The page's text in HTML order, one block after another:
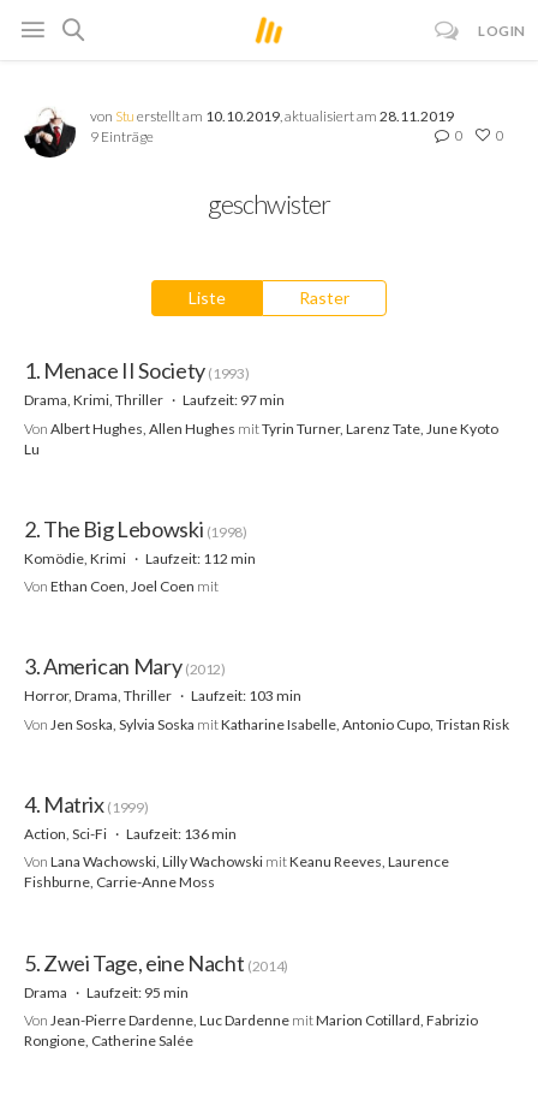
LOGIN
von Stu erstellt am 10.10.2019, aktualisiert am 28.11.2019
9 Einträge
0 0
geschwister
Liste Raster
1. Menace II Society (1993)
Drama, Krimi, Thriller
Laufzeit: 97 min
Von Albert Hughes, Allen Hughes mitTyrin Turner, Larenz Tate, June Kyoto
Lu
2. The Big Lebowski (1998)
Komödie, Krimi
Laufzeit: 112 min
Von Ethan Coen, Joel Coen mit
3. American Mary (2012)
Horror, Drama, Thriller
Laufzeit: 103 min
Von Jen Soska, Sylvia Soska mitKatharine Isabelle, Antonio Cupo, Tristan Risk
4. Matrix (1999)
Action, Sci-Fi
Laufzeit: 136 min
Von Lana Wachowski, Lilly Wachowski mitKeanu Reeves, Laurence
Fishburne, Carrie-Anne Moss
5. Zwei Tage, eine Nacht (2014)
Drama
Laufzeit: 95 min
Von Jean-Pierre Dardenne, Luc Dardenne mitMarion Cotillard, Fabrizio
Rongione, Catherine Salée